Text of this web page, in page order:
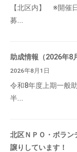
【北区内】 ※開催
募...
助成情報（2026年8
2026年8月1日
令和8年度上期一般
半...
北区ＮＰＯ・ボラン
譲りしています！